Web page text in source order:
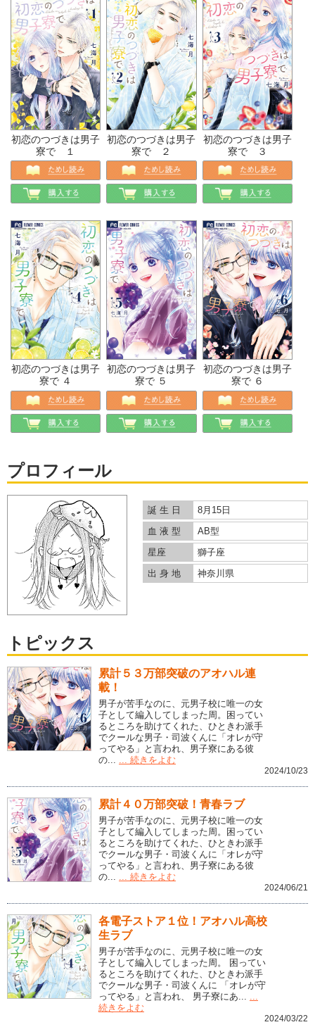
初恋のつづきは男子
寮で １
初恋のつづきは男子
寮で ２
初恋のつづきは男子
寮で ３
初恋のつづきは男子
寮で ４
初恋のつづきは男子
寮で ５
初恋のつづきは男子
寮で ６
プロフィール
誕 生 日
8月15日
血 液 型
AB型
星座
獅子座
出 身 地
神奈川県
トピックス
累計５３万部突破のアオハル連
載！
男子が苦手なのに、元男子校に唯一の女
子として編入してしまった周。困ってい
るところを助けてくれた、ひときわ派手
でクールな男子・司波くんに「オレが守
ってやる」と言われ、男子寮にある彼
の... ... 続きをよむ
2024/10/23
累計４０万部突破！青春ラブ
男子が苦手なのに、元男子校に唯一の女
子として編入してしまった周。困ってい
るところを助けてくれた、ひときわ派手
でクールな男子・司波くんに「オレが守
ってやる」と言われ、男子寮にある彼
の... ... 続きをよむ
2024/06/21
各電子ストア１位！アオハル高校
生ラブ
男子が苦手なのに、元男子校に唯一の女
子として編入してしまった周。 困ってい
るところを助けてくれた、ひときわ派手
でクールな男子・司波くんに 「オレが守
ってやる」と言われ、 男子寮にあ... ...
続きをよむ
2024/03/22